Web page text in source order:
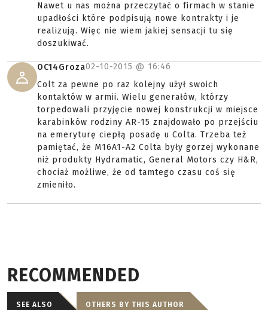
Nawet u nas można przeczytać o firmach w stanie
upadłości które podpisują nowe kontrakty i je
realizują. Więc nie wiem jakiej sensacji tu się
doszukiwać.
OC14Groza02-10-2015 @ 16:46
Colt za pewne po raz kolejny użył swoich
kontaktów w armii. Wielu generałów, którzy
torpedowali przyjęcie nowej konstrukcji w miejsce
karabinków rodziny AR-15 znajdowało po przejściu
na emeryturę ciepłą posadę u Colta. Trzeba też
pamiętać, że M16A1-A2 Colta były gorzej wykonane
niż produkty Hydramatic, General Motors czy H&R,
chociaż możliwe, że od tamtego czasu coś się
zmieniło.
RECOMMENDED
SEE ALSO OTHERS BY THIS AUTHOR